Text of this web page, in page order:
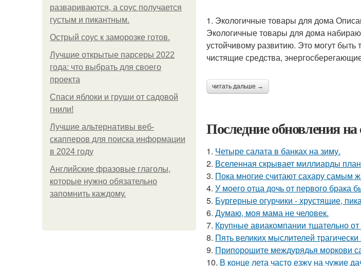
развариваются, а соус получается
густым и пикантным.
Острый соус к заморозке готов.
Лучшие открытые парсеры 2022
года: что выбрать для своего
проекта
Спаси яблоки и груши от садовой
гнили!
Лучшие альтернативы веб-
скапперов для поиска информации
в 2024 году
Английские фразовые глаголы,
которые нужно обязательно
запомнить каждому.
1. Экологичные товары для дома
Экологичные товары для дома
устойчивому развитию. Это могут
чистящие средства,
читать дальше →
Последние обновления на
1. Четыре салата в банках на зиму.
2. Вселенная скрывает миллиарды
3. Пока многие считают сахару самым
4. У моего отца дочь от первого брака
5. Бургерные огурчики - хрустящие,
6. Думаю, моя мама не человек.
7. Крупные авиакомпании тщательно
8. Пять великих мыслителей
9. Припорошите междурядья моркови
10. В конце лета часто езжу на чужие